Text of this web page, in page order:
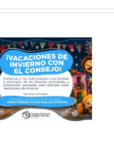
Publicación: Archivo
documental del Consejo
de Trabajo Social CABA